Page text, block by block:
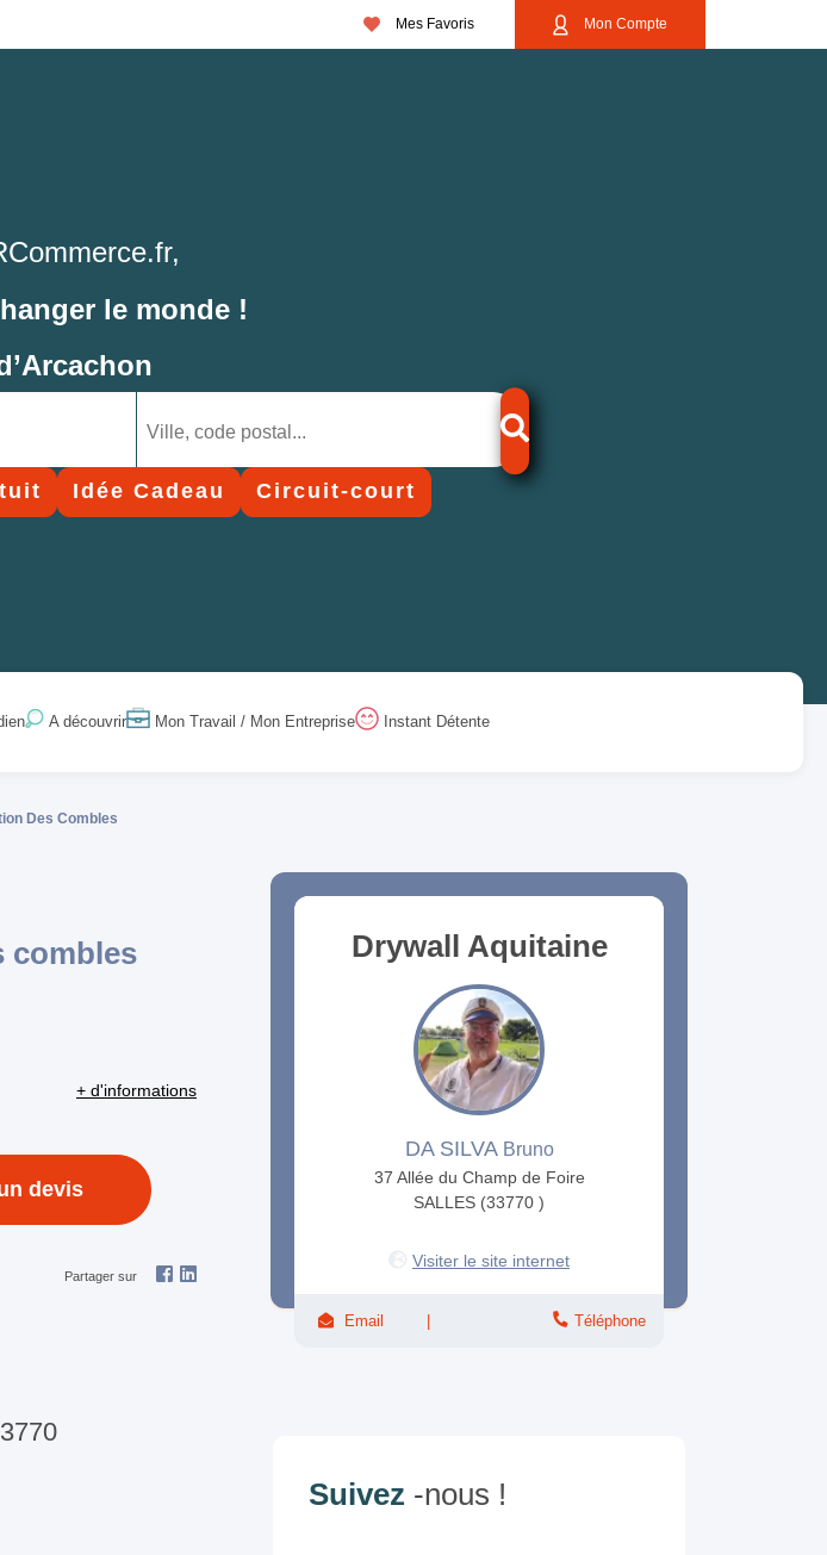
Mes Favoris Mon Compte
le monde !
Idée Cadeau Circuit-court
A découvrir Mon Travail / Mon Entreprise Instant Détente
Des Combles
combles
+ d'informations
devis
Partager sur
Drywall Aquitaine
DA SILVABruno
37 Allée du Champ de Foire
SALLES (33770 )
Visiter le site internet
Email Téléphone
Suivez -nous !